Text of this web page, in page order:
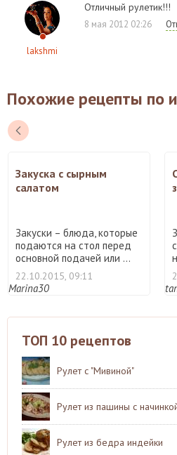
lakshmi
Отличный рулетик!!!
8 мая 2012 02:26
Похожие рецепты по
Закуска с сырным
салатом
Закуски – блюда, которые
подаются на стол перед
основной подачей или ...
22.10.2015, 09:11
Marina30
ТОП 10 рецептов
Рулет с "Мивиной"
Рулет из пашины с
Рулет из бедра индейки